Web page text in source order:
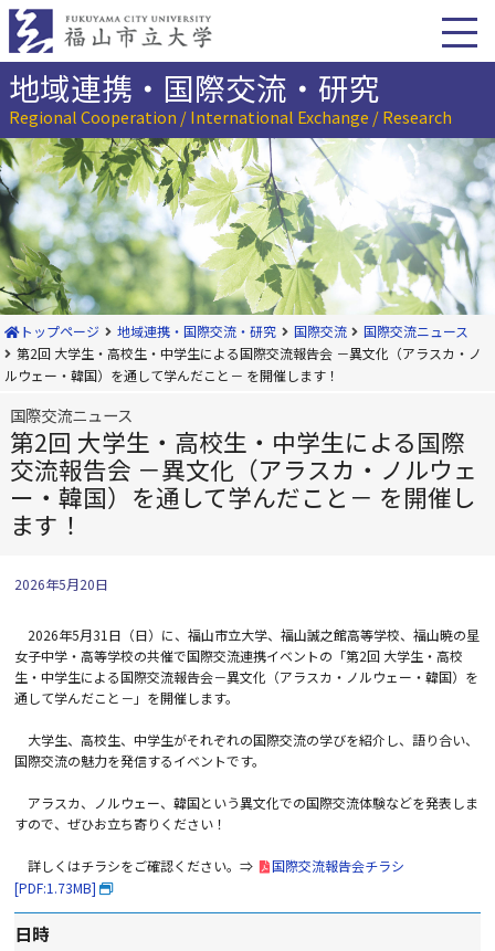
本
へ
動地域連携・国際交流・研究
Regional Cooperation / International Exchange / Research
トップページ 地域連携・国際交流・研究 国際交流
国際交流ニュース
第2回 大学生・高校生・中学生による国際交流報告会 －異文化（アラスカ・ノ
ルウェー・韓国）を通して学んだこと－ を開催します！
国際交流ニュース
第2回 大学生・高校生・中学生による国際
交流報告会 －異文化（アラスカ・ノルウェ
ー・韓国）を通して学んだこと－ を開催し
ます！
2026年5月20日
2026年5月31 日（日）に、福山市立大学、福山誠之館高等学校、福山暁の星
女子中学・高等学校の共催で国際交流連携イベントの「第2回 大学生・高校
生・中学生による国際交流報告会－異文化（アラスカ・ノルウェー・韓国）を
通して学んだこと－」を開催します。
大学生、高校生、中学生がそれぞれの国際交流の学びを紹介し、語り合い、
国際交流の魅力を発信するイベントです。
アラスカ、ノルウェー、韓国という異文化での国際交流体験などを発表しま
すので、ぜひお立ち寄りください！
詳しくはチラシをご確認ください。⇒
国際交流報告会チラシ
[PDF:1.73MB]
日時